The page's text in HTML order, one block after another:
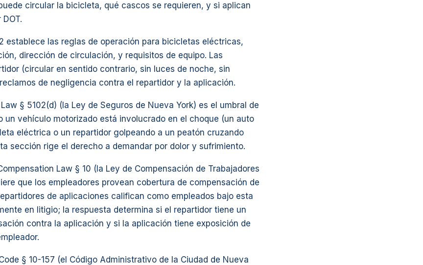
circular la bicicleta, qué cascos se requieren, y si aplican
establece las reglas de operación para bicicletas eléctricas,
dirección de circulación, y requisitos de equipo. Las
(circular en sentido contrario, sin luces de noche, sin
de negligencia contra el repartidor y la aplicación.
§ 5102(d) (la Ley de Seguros de Nueva York) es el umbral de
un vehículo motorizado está involucrado en el choque (un auto
eléctrica o un repartidor golpeando a un peatón cruzando
sección rige el derecho a demandar por dolor y sufrimiento.
Law § 10 (la Ley de Compensación de Trabajadores
que los empleadores provean cobertura de compensación de
de aplicaciones califican como empleados bajo esta
en litigio; la respuesta determina si el repartidor tiene un
contra la aplicación y si la aplicación tiene exposición de
§ 10-157 (el Código Administrativo de la Ciudad de Nueva